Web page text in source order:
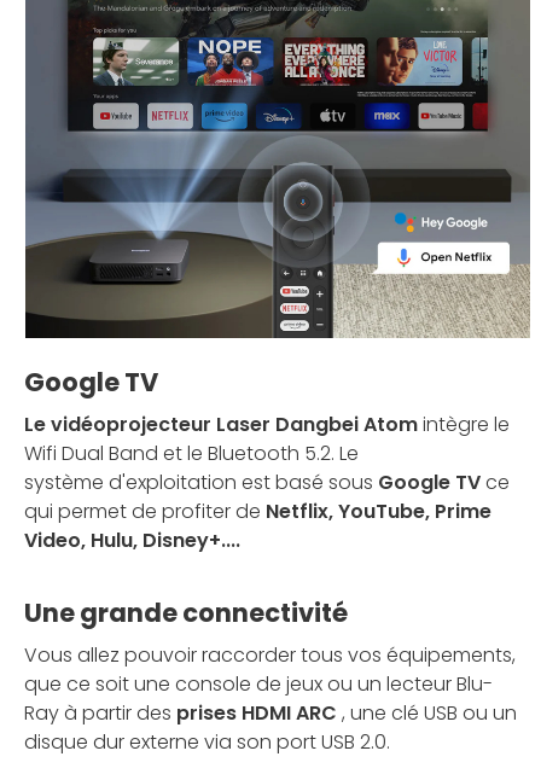
Google TV
Le vidéoprojecteur Laser Dangbei Atomintègre le
Wifi Dual Band et le Bluetooth 5.2. Le
système d'exploitation est basé sous Google TVce
qui permet de profiter de Netflix, YouTube, Prime
Video, Hulu, Disney+....
Une grande connectivité
Vous allez pouvoir raccorder tous vos équipements,
que ce soit une console de jeux ou un lecteur Blu-
Ray à partir des prises HDMI ARC , une clé USB ou un
disque dur externe via son port USB 2.0.